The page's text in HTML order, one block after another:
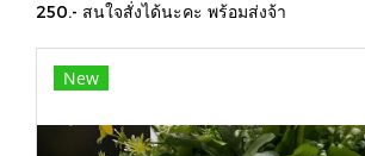
250.- สนใจสั่งได้นะคะ พร้อมส่งจ้า
New